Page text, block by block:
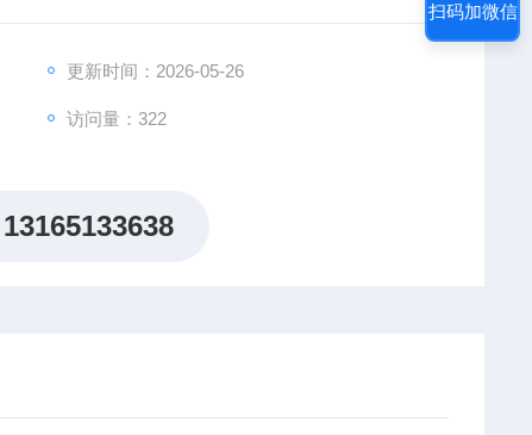
更新时间：2026-05-26
访问量：322
13165133638
扫码加微信